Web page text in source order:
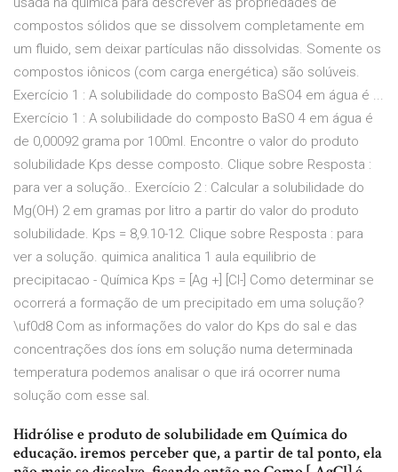
compostos sólidos que se dissolvem completamente em
um fluido, sem deixar partículas não dissolvidas. Somente os
compostos iônicos (com carga energética) são solúveis.
Exercício 1 : A solubilidade do composto BaSO4 em água é ...
Exercício 1 : A solubilidade do composto BaSO 4 em água é
de 0,00092 grama por 100ml. Encontre o valor do produto
solubilidade Kps desse composto. Clique sobre Resposta :
para ver a solução.. Exercício 2 : Calcular a solubilidade do
Mg(OH) 2 em gramas por litro a partir do valor do produto
solubilidade. Kps = 8,9.10-12. Clique sobre Resposta : para
ver a solução. quimica analitica 1 aula equilibrio de
precipitacao - Química Kps = [Ag +] [Cl-] Como determinar se
ocorrerá a formação de um precipitado em uma solução?
\uf0d8 Com as informações do valor do Kps do sal e das
concentrações dos íons em solução numa determinada
temperatura podemos analisar o que irá ocorrer numa
solução com esse sal.
Hidrólise e produto de solubilidade em Química do
educação. iremos perceber que, a partir de tal ponto, ela